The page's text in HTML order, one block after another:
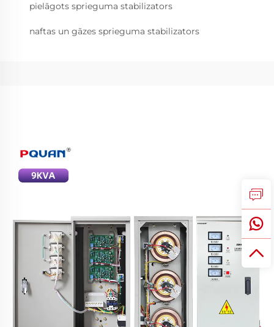
pielāgots sprieguma stabilizators
naftas un gāzes sprieguma stabilizators